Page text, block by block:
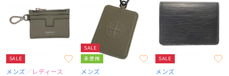
SALE
メンズ
レディース
SALE
未使用
メンズ
SALE
メンズ